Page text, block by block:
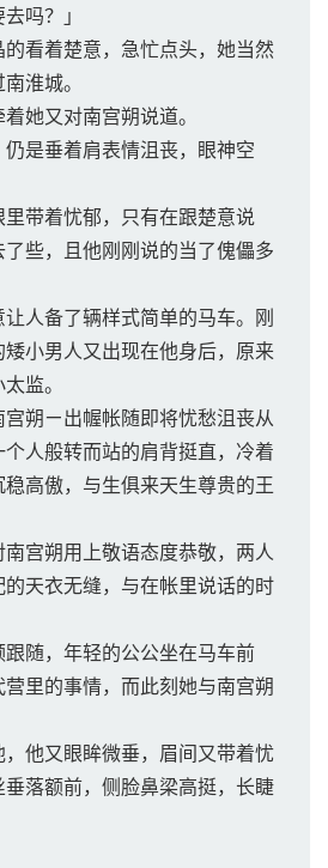
吗？」
看着楚意，急忙点头，她当然
淮城。
她又对南宫朔说道。
是垂着肩表情沮丧，眼神空
带着忧郁，只有在跟楚意说
些，且他刚刚说的当了傀儡多
人备了辆样式简单的马车。刚
小男人又出现在他身后，原来
监。
朔ㄧ出幄帐随即将忧愁沮丧从
人般转而站的肩背挺直，冷着
高傲，与生俱来天生尊贵的王
宫朔用上敬语态度恭敬，两人
天衣无缝，与在帐里说话的时
随，年轻的公公坐在马车前
里的事情，而此刻她与南宫朔
他又眼眸微垂，眉间又带着忧
落额前，侧脸鼻梁高挺，长睫